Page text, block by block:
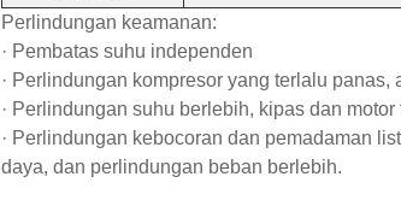
Perlindungan keamanan:
· Pembatas suhu independen
· Perlindungan kompresor yang terlalu
· Perlindungan suhu berlebih, kipas dan
· Perlindungan kebocoran dan pemadaman
daya, dan perlindungan beban berlebih.